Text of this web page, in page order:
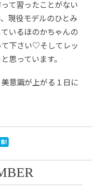
て習ったことがない
現役モデルのひとみ
いるほのかちゃんの
下さい♡そしてレッ
思っています。
意識が上がる１日に